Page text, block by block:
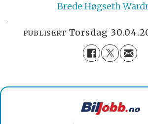
Brede Høgseth
PUBLISERT torsdag